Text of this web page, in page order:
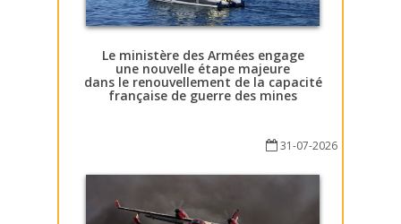
Le ministère des Armées engage
une nouvelle étape majeure
dans le renouvellement de la capacité
française de guerre des mines
31-07-2026